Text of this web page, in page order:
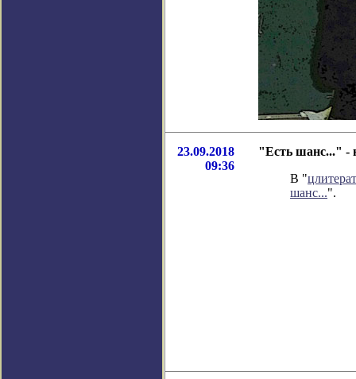
23.09.2018
09:36
"Есть шанс..." -
В "
шанс...".